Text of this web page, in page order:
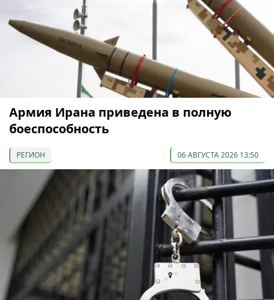
Армия Ирана приведена в полную
боеспособность
РЕГИОН 06 АВГУСТА 2026 13:50